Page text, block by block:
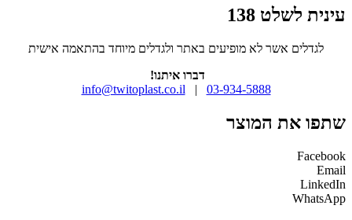
עינית לשלט 138
לגדלים אשר לא מופיעים באתר ולגדלים מיוחד בהתאמה אישית
דברו איתנו!
03-934-5888
|
info@twitoplast.co.il
שתפו את המוצר
Facebook
Email
LinkedIn
WhatsApp